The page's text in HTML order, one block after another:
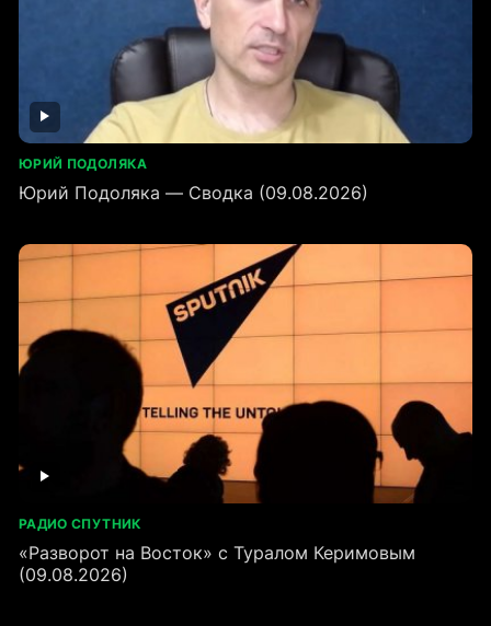
ЮРИЙ ПОДОЛЯКА
Юрий Подоляка — Сводка (09.08.2026)
РАДИО СПУТНИК
«Разворот на Восток» с Туралом Керимовым
(09.08.2026)